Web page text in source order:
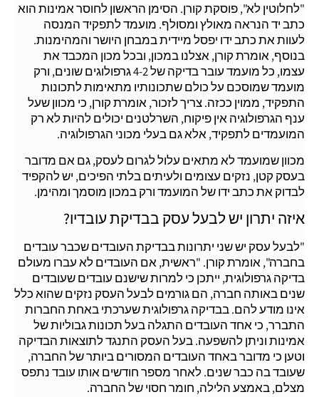
"לחלוטין לא", פוסקת קורן. הסימן הראשון לחוסר אמינות הוא
כתב יד הנראה מאולץ ומסולף. מועמד לתפקיד המנסה
לעוות את כתב ידו יפסל מיידית במבחן היושר והמהימנות.
בנוסף, אומרת קורן, אצלנו במכון, ובכל מכון המכבד את
עצמו, כל מועמד עובר בדיקה של 4-2 גרפולוגים שונים, ורק
מועמד שמוסכם על כולם שתכונותיו מתאימות לתכונות
התפקיד, ממוין ככזה. צריך לזכור, אומרת קורן, כי מכוון שעל
ענף הגרפולוגיה אין פיקוח, השרלטנים יכולים להיות לא רק
המועמדים לתפקיד, אלא גם בעלי מכוני הגרפולוגיה.
מכוון שמועמד לא מתאים עלול לגרום לעסק, גם אם מדובר
בעסק קטן, נזקים עצומים ולעיתים בלתי הפיכים, יש להקפיד
לבדוק את כתב ידו של המועמד ורק במכון מוסמך ומהימן.
איזה יתרון יש לבעל עסק בבדיקת עובדיו?
"לבעל עסק יש שני יתרונות בבדיקת העובדים שכבר עובדים
בחברה", אומרת קורן. "ראשית, אם העובדים לא עברו מעולם
בדיקה גרפולוגית, ייתכן כי למרות שישנם עובדים שעובדים
שנים באותה חברה, הם גורמים לבעל העסק נזקים שהוא כלל
אינו מודע להם. בבדיקה גרפולוגית שערכתי באחת החברות
התברר, כי אחד העובדים התגלה בעל תכונות גבוליות של
אמינות וניתן להשפעה. בעל העסק התנגד לתוצאות הבדיקה
וטען כי מדובר באחד העובדים המסורים ביותר של החברה,
שעובד בה כבר שנים. לאחר מספר חודשים אותו עובד נתפס
מצלם, באמצע הלילה, חומר חסוי של החברה.